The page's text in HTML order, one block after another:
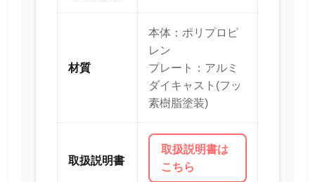
材質
本体：ポリプロピ
レン
プレート：アルミ
ダイキャスト(フッ
素樹脂塗装)
取扱説明書
取扱説明書は
こちら